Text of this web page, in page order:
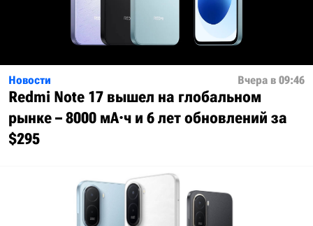
Новости Вчера в 09:46
Redmi Note 17 вышел на глобальном
рынке – 8000 мА·ч и 6 лет обновлений за
$295